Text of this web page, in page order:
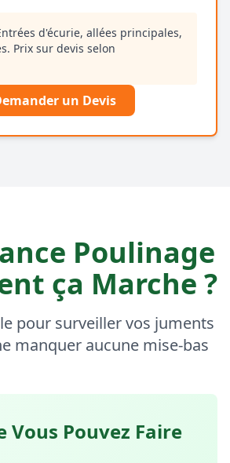
d'écurie, allées principales,
Prix sur devis selon
un Devis
Poulinage
ça Marche ?
pour surveiller vos juments
manquer aucune mise-bas
Vous Pouvez Faire